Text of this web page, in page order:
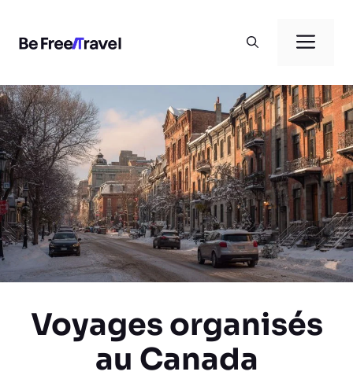
contenu
Voyages organisés
au Canada